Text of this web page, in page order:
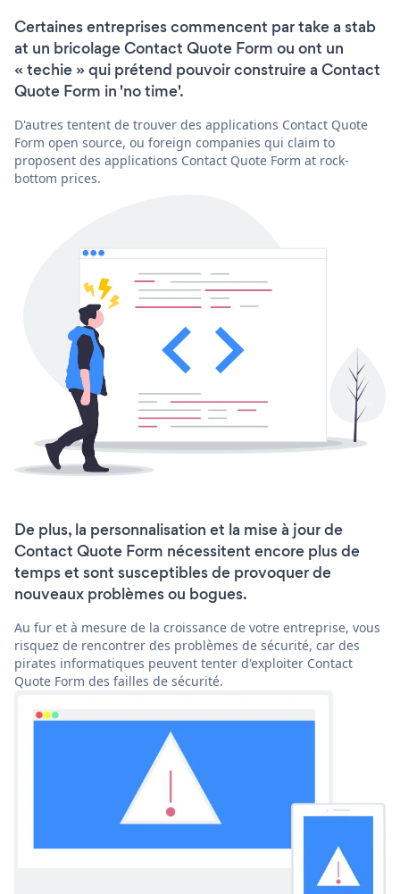
Certaines entreprises commencent par take a stab
at un bricolage Contact Quote Form ou ont un
« techie » qui prétend pouvoir construire a Contact
Quote Form in 'no time'.
D'autres tentent de trouver des applications Contact Quote
Form open source, ou foreign companies qui claim to
proposent des applications Contact Quote Form at rock-
bottom prices.
De plus, la personnalisation et la mise à jour de
Contact Quote Form nécessitent encore plus de
temps et sont susceptibles de provoquer de
nouveaux problèmes ou bogues.
Au fur et à mesure de la croissance de votre entreprise, vous
risquez de rencontrer des problèmes de sécurité, car des
pirates informatiques peuvent tenter d'exploiter Contact
Quote Form des failles de sécurité.